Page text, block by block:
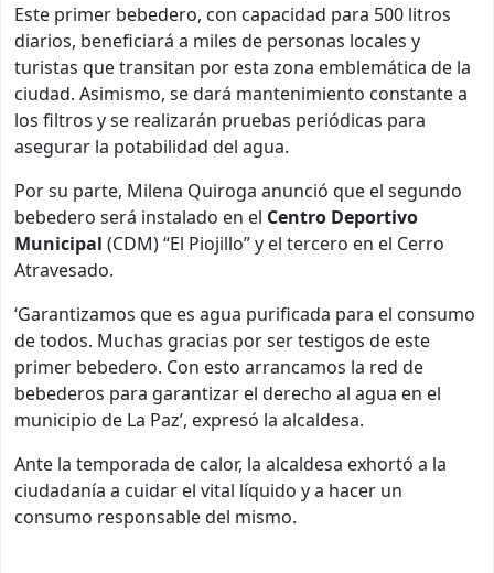
Este primer bebedero, con capacidad para 500 litros
diarios, beneficiará a miles de personas locales y
turistas que transitan por esta zona emblemática de la
ciudad. Asimismo, se dará mantenimiento constante a
los filtros y se realizarán pruebas periódicas para
asegurar la potabilidad del agua.
Por su parte, Milena Quiroga anunció que el segundo
bebedero será instalado en el Centro Deportivo
Municipal (CDM) “El Piojillo” y el tercero en el Cerro
Atravesado.
‘Garantizamos que es agua purificada para el consumo
de todos. Muchas gracias por ser testigos de este
primer bebedero. Con esto arrancamos la red de
bebederos para garantizar el derecho al agua en el
municipio de La Paz’, expresó la alcaldesa.
Ante la temporada de calor, la alcaldesa exhortó a la
ciudadanía a cuidar el vital líquido y a hacer un
consumo responsable del mismo.